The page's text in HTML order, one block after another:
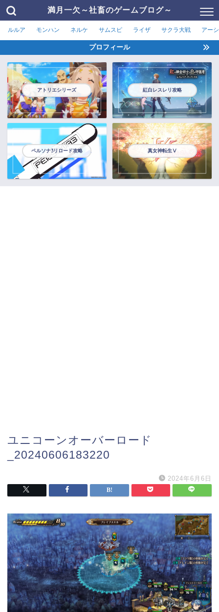
満月一欠～社畜のゲームブログ～
ルルア モンハン ネルケ サムスピ ライザ サクラ大戦 アー
プロフィール
アトリエシリーズ 紅白レスレリ攻略
ペルソナ3リロード攻略 真女神転生Ⅴ
ユニコーンオーバーロード
_20240606183220
2024年6月6日